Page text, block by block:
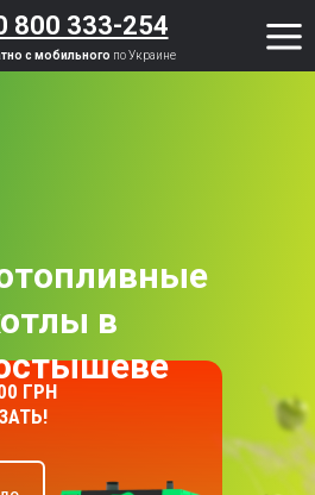
800 333-254
с мобильного по Украине
в
ГРН